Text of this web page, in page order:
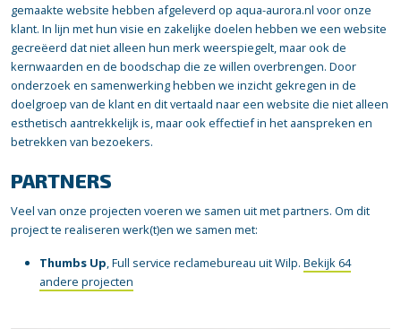
gemaakte website hebben afgeleverd op aqua-aurora.nl voor onze
klant. In lijn met hun visie en zakelijke doelen hebben we een website
gecreëerd dat niet alleen hun merk weerspiegelt, maar ook de
kernwaarden en de boodschap die ze willen overbrengen. Door
onderzoek en samenwerking hebben we inzicht gekregen in de
doelgroep van de klant en dit vertaald naar een website die niet alleen
esthetisch aantrekkelijk is, maar ook effectief in het aanspreken en
betrekken van bezoekers.
PARTNERS
Veel van onze projecten voeren we samen uit met partners. Om dit
project te realiseren werk(t)en we samen met:
Thumbs Up, Full service reclamebureau uit Wilp. Bekijk 64
andere projecten